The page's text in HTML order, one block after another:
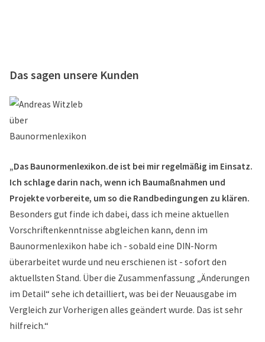
Das sagen unsere Kunden
„Das Baunormenlexikon.de ist bei mir regelmäßig im Einsatz.
Ich schlage darin nach, wenn ich Baumaßnahmen und
Projekte vorbereite, um so die Randbedingungen zu klären.
Besonders gut finde ich dabei, dass ich meine aktuellen
Vorschriftenkenntnisse abgleichen kann, denn im
Baunormenlexikon habe ich - sobald eine DIN-Norm
überarbeitet wurde und neu erschienen ist - sofort den
aktuellsten Stand. Über die Zusammenfassung „Änderungen
im Detail“ sehe ich detailliert, was bei der Neuausgabe im
Vergleich zur Vorherigen alles geändert wurde. Das ist sehr
hilfreich.“